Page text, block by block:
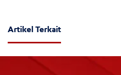
Artikel Terkait